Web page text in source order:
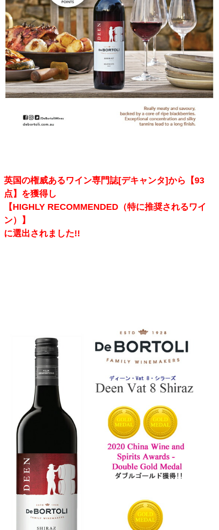
英国の権威あるワイン専門誌[デキャンタ]から【93
点】を獲得し
【HIGHLY RECOMMENDED（特に推奨されるワイ
ン）】
に選出されました!!